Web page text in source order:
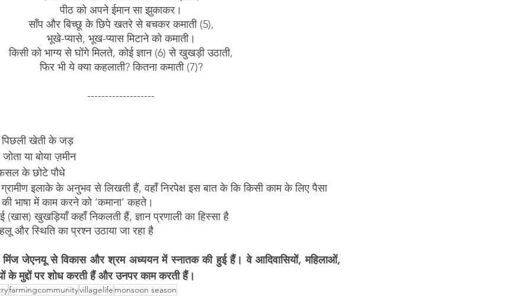
पीठ को अपने ईमान सा झुकाकर।
साँप और बिच्छू के छिपे खतरे से बचकर कमाती (5),
भूखे-प्यासे, भूख-प्यास मिटाने को कमाती।
किसी को भाग्य से घोंगे मिलते, कोई ज्ञान (6) से खुखड़ी उठाती,
फिर भी ये क्या कहलाती? कितना कमाती (7)?
-------------------
पिछली खेती के जड़
या बोया ज़मीन
फसल के छोटे पौधे
इलाके के अनुभव से लिखती हैं, वहाँ निरपेक्ष इस बात के कि किसी काम के लिए पैसा
भाषा में काम करने को ‘कमाना’ कहते।
(खास) खुखड़ियाँ कहाँ निकलती हैं, ज्ञान प्रणाली का हिस्सा है
और स्थिति का प्रश्न उठाया जा रहा है
मिंज जेएनयू से विकास और श्रम अध्ययन में स्नातक की हुई हैं। वे आदिवासियों, महिलाओं,
के मुद्दों पर शोध करती हैं और उनपर काम करती हैं।
farmingcommunityvillagelife monsoon season